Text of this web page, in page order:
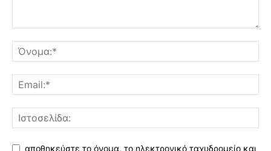
αποθηκεύστε το όνομα, το ηλεκτρονικό ταχυδρομείο και